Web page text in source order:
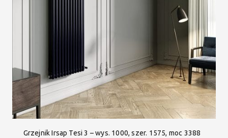
Grzejnik Irsap Tesi 3 – wys. 1000, szer. 1575, moc 3388